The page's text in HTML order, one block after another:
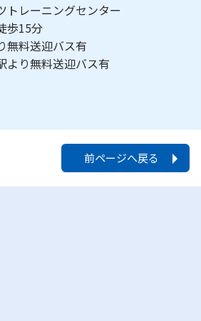
レーニングセンター
歩15分
無料送迎バス有
より無料送迎バス有
前ページへ戻る